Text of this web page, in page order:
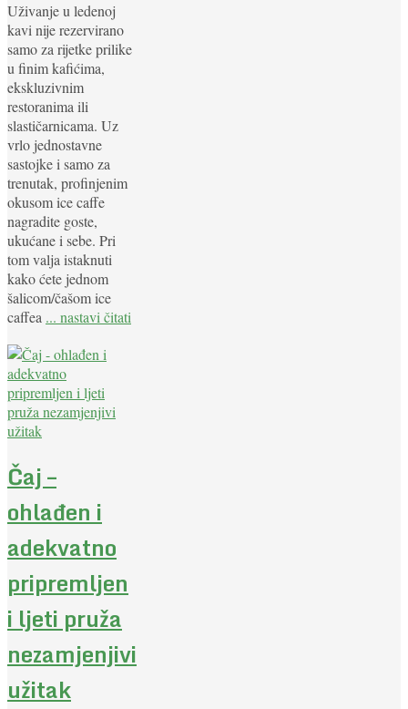
Uživanje u ledenoj
kavi nije rezervirano
samo za rijetke prilike
u finim kafićima,
ekskluzivnim
restoranima ili
slastičarnicama. Uz
vrlo jednostavne
sastojke i samo za
trenutak, profinjenim
okusom ice caffe
nagradite goste,
ukućane i sebe. Pri
tom valja istaknuti
kako ćete jednom
šalicom/čašom ice
caffea ... nastavi čitati
Čaj –
ohlađen i
adekvatno
pripremljen
i ljeti pruža
nezamjenjivi
užitak